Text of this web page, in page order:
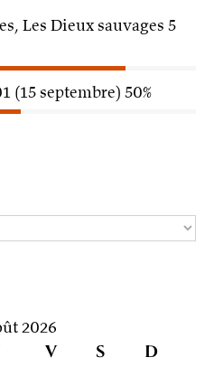
Les Dieux sauvages 5
(15 septembre) 50%
2026
V S D